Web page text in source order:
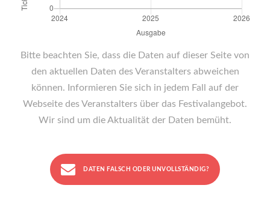
Bitte beachten Sie, dass die Daten auf dieser Seite von
den aktuellen Daten des Veranstalters abweichen
können. Informieren Sie sich in jedem Fall auf der
Webseite des Veranstalters über das Festivalangebot.
Wir sind um die Aktualität der Daten bemüht.
DATEN FALSCH ODER UNVOLLSTÄNDIG?